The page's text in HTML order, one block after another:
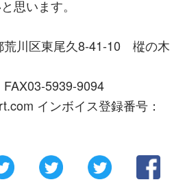
思います。
川区東尾久8-41-10 樅の木
5939-9094
インボイス登録番号：